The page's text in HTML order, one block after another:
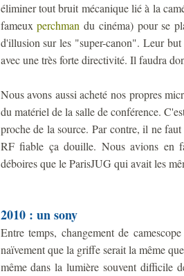
éliminer tout bruit mécanique lié à la
fameuxperchman du cinéma) pour se
d'illusion sur les "super-canon". Leur
avec une très forte directivité. Il faudra
Nous avons aussi acheté nos propres
du matériel de la salle de conférence.
proche de la source. Par contre, il ne
RF fiable ça douille. Nous avions en
déboires que le ParisJUG qui avait les
2010 : un sony
Entre temps, changement de
naïvement que la griffe serait la même
même dans la lumière souvent difficile